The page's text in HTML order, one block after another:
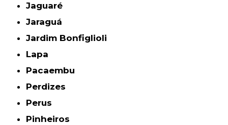
Jaguaré
Jaraguá
Jardim Bonfiglioli
Lapa
Pacaembu
Perdizes
Perus
Pinheiros